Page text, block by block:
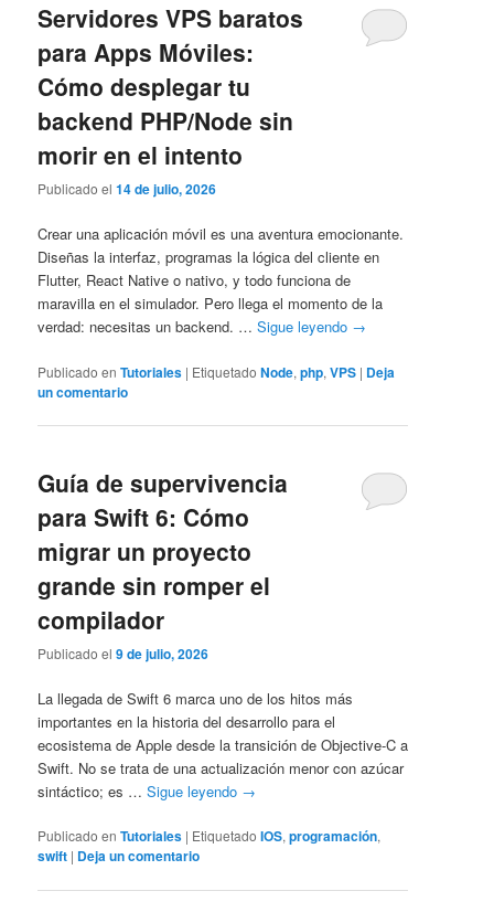
Servidores VPS baratos
para Apps Móviles:
Cómo desplegar tu
backend PHP/Node sin
morir en el intento
Publicado el14 de julio, 2026
Crear una aplicación móvil es una aventura emocionante.
Diseñas la interfaz, programas la lógica del cliente en
Flutter, React Native o nativo, y todo funciona de
maravilla en el simulador. Pero llega el momento de la
verdad: necesitas un backend. …Sigue leyendo →
Publicado en Tutoriales | Etiquetado Node,php,VPS | Deja
un comentario
Guía de supervivencia
para Swift 6: Cómo
migrar un proyecto
grande sin romper el
compilador
Publicado el9 de julio, 2026
La llegada de Swift 6 marca uno de los hitos más
importantes en la historia del desarrollo para el
ecosistema de Apple desde la transición de Objective-C a
Swift. No se trata de una actualización menor con azúcar
sintáctico; es …Sigue leyendo →
Publicado en Tutoriales | Etiquetado IOS,programación,
swift | Deja un comentario